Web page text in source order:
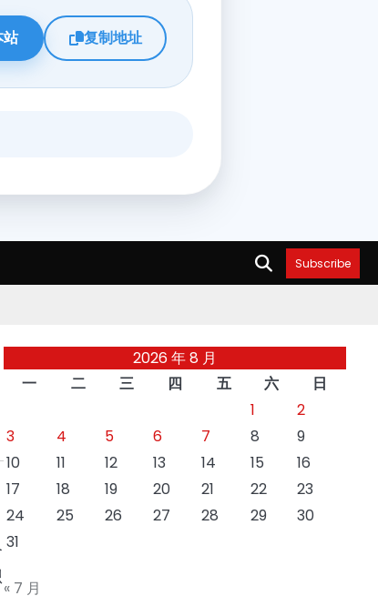
Subscribe
2026 年 8 月
一
二 三 四 五 六
日
1
2
3
4 5 6 7 8
9
10
11 12 13 14 15
16
17
18 19 20 21 22
23
24
25 26 27 28 29
30
31
« 7 月